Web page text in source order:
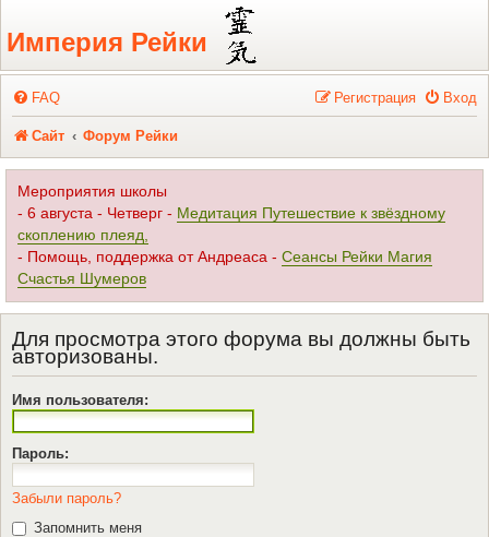
Регистрация
Империя Рейки
FAQ Вход
Регистрация
Сайт Форум Рейки
Мероприятия школы
- 6 августа - Четверг - Медитация Путешествие к звёздному
скоплению плеяд,
- Помощь, поддержка от Андреаса - Сеансы Рейки Магия
Счастья Шумеров
Для просмотра этого форума вы должны быть
авторизованы.
Имя пользователя:
Пароль:
Забыли пароль?
Запомнить меня